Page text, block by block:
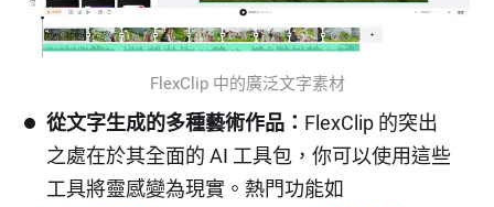
FlexClip 中的廣泛文字素材
從文字生成的多種藝術作品： FlexClip 的突出
之處在於其全面的 AI 工具包，你可以使用這些
工具將靈感變為現實。熱門功能如